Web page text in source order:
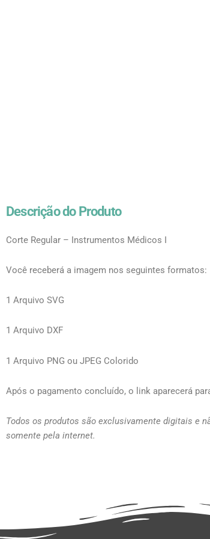
Descrição do Produto
Corte Regular – Instrumentos Médicos I
Você receberá a imagem nos seguintes formatos:
1 Arquivo SVG
1 Arquivo DXF
1 Arquivo PNG ou JPEG Colorido
Após o pagamento concluído, o link aparecerá
Todos os produtos são exclusivamente digitais e
somente pela internet.